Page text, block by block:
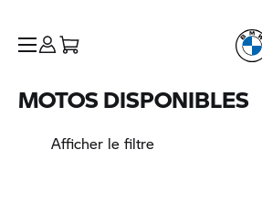
MOTOS DISPONIBLES
Afficher le filtre